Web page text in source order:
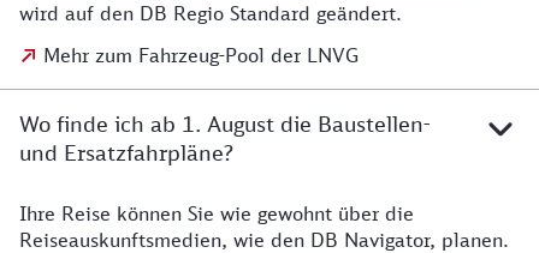
wird auf den DB Regio Standard geändert.
Mehr zum Fahrzeug-Pool der LNVG
Wo finde ich ab 1. August die Baustellen-
und Ersatzfahrpläne?
Details zu Baustelle
Ihre Reise können Sie wie gewohnt über die
Reiseauskunftsmedien, wie den DB Navigator, planen.